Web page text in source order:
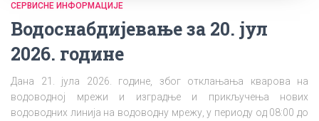
СЕРВИСНЕ ИНФОРМАЦИЈЕ
Водоснабдијевање за 20. јул
2026. године
Дана 21. јула 2026. године, због отклањања кварова на
водоводној мрежи и изградње и прикључења нових
водоводних линија на водоводну мрежу, у периоду од 08:00 до